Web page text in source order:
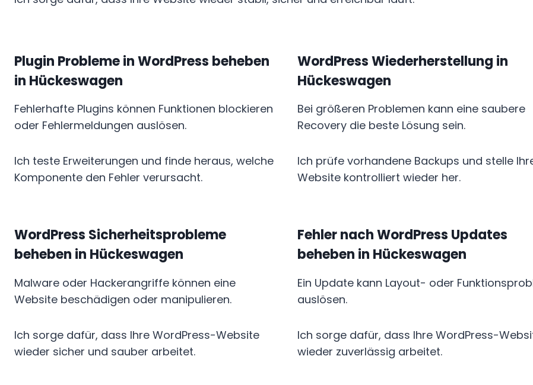
Plugin Probleme in WordPress beheben
in Hückeswagen
Fehlerhafte Plugins können Funktionen blockieren
oder Fehlermeldungen auslösen.
Ich teste Erweiterungen und finde heraus, welche
Komponente den Fehler verursacht.
WordPress Wiederherstellung in
Hückeswagen
Bei größeren Problemen kann eine saubere
Recovery die beste Lösung sein.
Ich prüfe vorhandene Backups und stelle
Website kontrolliert wieder her.
WordPress Sicherheitsprobleme
beheben in Hückeswagen
Malware oder Hackerangriffe können eine
Website beschädigen oder manipulieren.
Ich sorge dafür, dass Ihre WordPress-Website
wieder sicher und sauber arbeitet.
Fehler nach WordPress Updates
beheben in Hückeswagen
Ein Update kann Layout- oder
auslösen.
Ich sorge dafür, dass Ihre WordPress-
wieder zuverlässig arbeitet.